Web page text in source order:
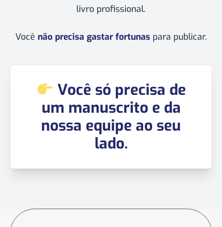
livro profissional.
Você não precisa gastar fortunaspara publicar.
Você só precisa de
um manuscrito e da
nossa equipe ao seu
lado.